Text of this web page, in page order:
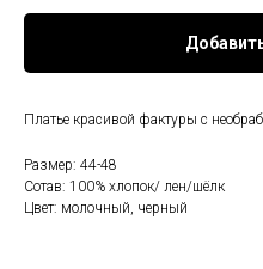
Платье красивой фактуры с
Размер: 44-48
Сотав: 100% хлопок/ лен/шёлк
Цвет: молочный, черный